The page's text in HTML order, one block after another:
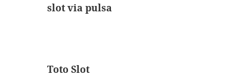
slot via pulsa
Toto Slot